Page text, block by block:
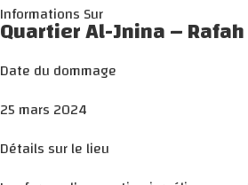
Informations Sur
Quartier Al-Jnina – Rafah
Date du dommage
25 mars 2024
Détails sur le lieu